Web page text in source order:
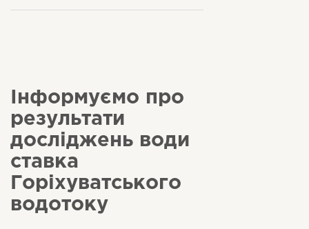
Інформуємо про
результати
досліджень води
ставка
Горіхуватського
водотоку